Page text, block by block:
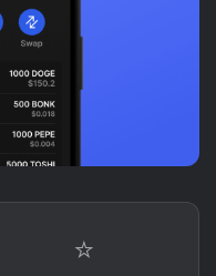
⭐